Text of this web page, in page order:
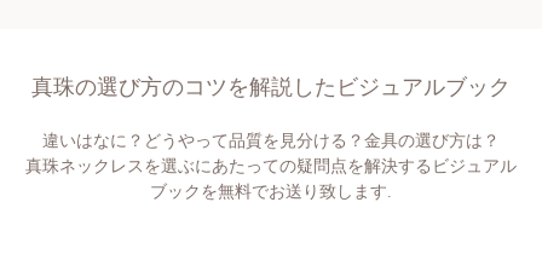
真珠の選び方のコツを解説したビジュアルブック
違いはなに？どうやって品質を見分ける？金具の選び方は？
真珠ネックレスを選ぶにあたっての疑問点を解決するビジュアル
ブックを無料でお送り致します.